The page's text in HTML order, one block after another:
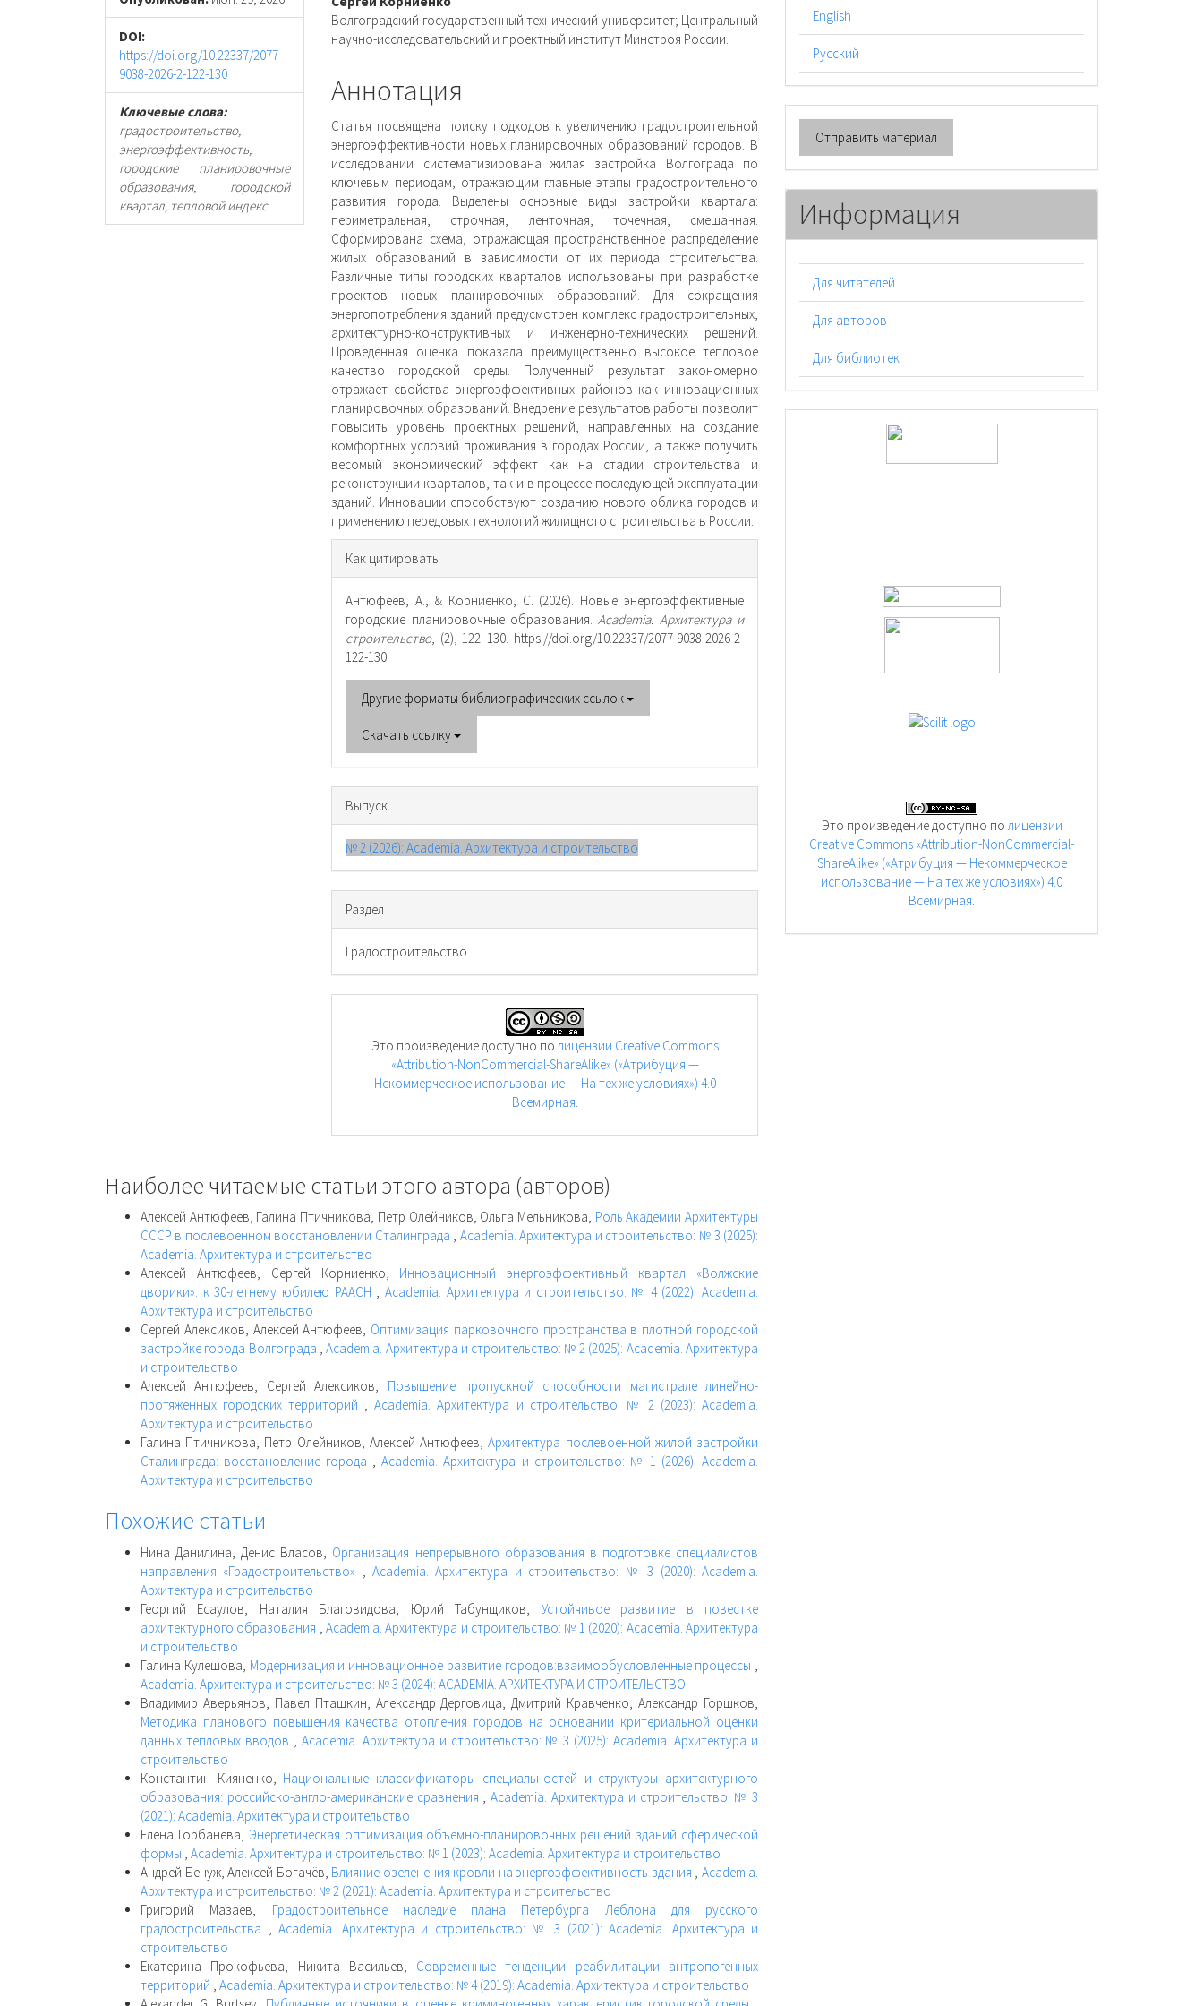
DOI:
https://doi.org/10.22337/2077-
9038-2026-2-122-130
Ключевые слова:
градостроительство,
энергоэффективность,
городские планировочные
образования, городской
квартал, тепловой индекс
Волгоградский государственный технический университет; Центральный
научно-исследовательский и проектный институт Минстроя России.
Аннотация
Статья посвящена поиску подходов к увеличению градостроительной
энергоэффективности новых планировочных образований городов. В
исследовании систематизирована жилая застройка Волгограда по
ключевым периодам, отражающим главные этапы градостроительного
развития города. Выделены основные виды застройки квартала:
периметральная, строчная, ленточная, точечная, смешанная.
Сформирована схема, отражающая пространственное распределение
жилых образований в зависимости от их периода строительства.
Различные типы городских кварталов использованы при разработке
проектов новых планировочных образований. Для сокращения
энергопотребления зданий предусмотрен комплекс градостроительных,
архитектурно-конструктивных и инженерно-технических решений.
Проведённая оценка показала преимущественно высокое тепловое
качество городской среды. Полученный результат закономерно
отражает свойства энергоэффективных районов как инновационных
планировочных образований. Внедрение результатов работы позволит
повысить уровень проектных решений, направленных на создание
комфортных условий проживания в городах России, а также получить
весомый экономический эффект как на стадии строительства и
реконструкции кварталов, так и в процессе последующей эксплуатации
зданий. Инновации способствуют созданию нового облика городов и
применению передовых технологий жилищного строительства в России.
Информация
о статье
Как цитировать
Антюфеев, А., & Корниенко, С. (2026). Новые энергоэффективные
городские планировочные образования.Academia. Архитектура и
строительство, (2), 122–130. https://doi.org/10.22337/2077-9038-2026-2-
122-130
Другие форматы библиографических ссылок
Скачать ссылку
Выпуск
№ 2 (2026): Academia. Архитектура и строительство
Раздел
Градостроительство
Это произведение доступно полицензии Creative Commons
«Attribution-NonCommercial-ShareAlike» («Атрибуция —
Некоммерческое использование — На тех же условиях») 4.0
Всемирная.
Наиболее читаемые статьи этого автора (авторов)
Алексей Антюфеев, Галина Птичникова, Петр Олейников, Ольга Мельникова, Роль Академии Архитектуры
СССР в послевоенном восстановлении Сталинграда , Academia. Архитектура и строительство: № 3 (2025):
Academia. Архитектура и строительство
Алексей Антюфеев, Сергей Корниенко, Инновационный энергоэффективный квартал «Волжские
дворики»: к 30-летнему юбилею РААСН , Academia. Архитектура и строительство: № 4 (2022): Academia.
Архитектура и строительство
Сергей Алексиков, Алексей Антюфеев, Оптимизация парковочного пространства в плотной городской
застройке города Волгограда ,Academia. Архитектура и строительство: № 2 (2025): Academia. Архитектура
и строительство
Алексей Антюфеев, Сергей Алексиков, Повышение пропускной способности магистрале линейно-
протяженных городских территорий ,Academia. Архитектура и строительство: № 2 (2023): Academia.
Архитектура и строительство
Галина Птичникова, Петр Олейников, Алексей Антюфеев,Архитектура послевоенной жилой застройки
Сталинграда: восстановление города ,Academia. Архитектура и строительство: № 1 (2026): Academia.
Архитектура и строительство
Похожие статьи
Нина Данилина, Денис Власов, Организация непрерывного образования в подготовке специалистов
направления «Градостроительство»
,Academia. Архитектура и строительство: № 3 (2020): Academia.
Архитектура и строительство
Георгий Есаулов, Наталия Благовидова, Юрий Табунщиков, Устойчивое развитие в повестке
архитектурного образования
,Academia. Архитектура и строительство: № 1 (2020): Academia. Архитектура
и строительство
Галина Кулешова, Модернизация и инновационное развитие городов:взаимообусловленные процессы
Academia. Архитектура и строительство: № 3 (2024): ACADEMIA. АРХИТЕКТУРА И СТРОИТЕЛЬСТВО
Владимир Аверьянов, Павел Пташкин, Александр Дерговица, Дмитрий Кравченко, Александр Горшков,
Методика планового повышения качества отопления городов на основании критериальной оценки
данных тепловых вводов
Academia. Архитектура и строительство: № 3 (2025): Academia. Архитектура и
строительство
Константин Кияненко, Национальные классификаторы специальностей и структуры архитектурного
образования: российско-англо-американские сравнения
,Academia. Архитектура и строительство: № 3
(2021): Academia. Архитектура и строительство
Елена Горбанева, Энергетическая оптимизация объемно-планировочных решений зданий сферической
формы Academia. Архитектура и строительство: № 1 (2023): Academia. Архитектура и строительство
Андрей Бенуж, Алексей Богачёв, Влияние озеленения кровли на энергоэффективность здания ,Academia.
Архитектура и строительство: № 2 (2021): Academia. Архитектура и строительство
Григорий Мазаев, Градостроительное наследие плана Петербурга Леблона для русского
градостроительства
Academia. Архитектура и строительство: № 3 (2021): Academia. Архитектура и
строительство
Екатерина Прокофьева, Никита Васильев, Современные тенденции реабилитации антропогенных
территорий Academia. Архитектура и строительство: № 4 (2019): Academia. Архитектура и строительство
English
Русский
Отправить
материал
Отправить материал
Информация
Для читателей
Для авторов
Для библиотек
Это произведение доступно полицензии
Creative Commons «Attribution-NonCommercial-
ShareAlike» («Атрибуция — Некоммерческое
использование — На тех же условиях») 4.0
Всемирная.